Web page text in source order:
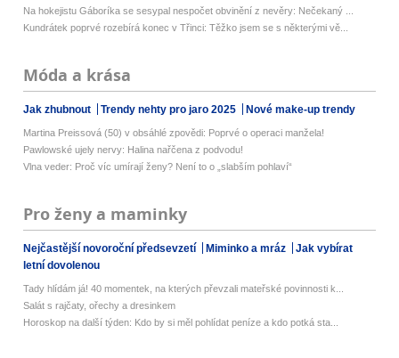
Na hokejistu Gáboríka se sesypal nespočet obvinění z nevěry: Nečekaný ...
Kundrátek poprvé rozebírá konec v Třinci: Těžko jsem se s některými vě...
Móda a krása
Jak zhubnout Trendy nehty pro jaro 2025 Nové make-up trendy
Martina Preissová (50) v obsáhlé zpovědi: Poprvé o operaci manžela!
Pawlowské ujely nervy: Halina nařčena z podvodu!
Vlna veder: Proč víc umírají ženy? Není to o „slabším pohlaví“
Pro ženy a maminky
Nejčastější novoroční předsevzetí Miminko a mráz
Jak vybírat
letní dovolenou
Tady hlídám já! 40 momentek, na kterých převzali mateřské povinnosti k...
Salát s rajčaty, ořechy a dresinkem
Horoskop na další týden: Kdo by si měl pohlídat peníze a kdo potká sta...